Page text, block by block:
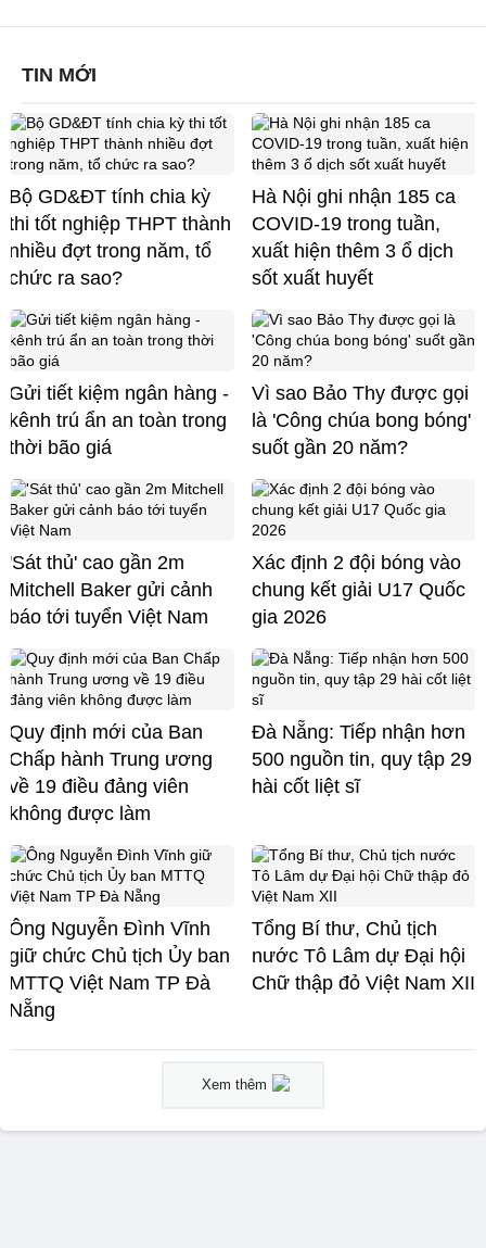
TIN MỚI
Bộ GD&ĐT tính chia kỳ
thi tốt nghiệp THPT thành
nhiều đợt trong năm, tổ
chức ra sao?
Hà Nội ghi nhận 185 ca
COVID-19 trong tuần,
xuất hiện thêm 3 ổ dịch
sốt xuất huyết
Gửi tiết kiệm ngân hàng -
kênh trú ẩn an toàn trong
thời bão giá
Vì sao Bảo Thy được gọi
là 'Công chúa bong bóng'
suốt gần 20 năm?
'Sát thủ' cao gần 2m
Mitchell Baker gửi cảnh
báo tới tuyển Việt Nam
Xác định 2 đội bóng vào
chung kết giải U17 Quốc
gia 2026
Quy định mới của Ban
Chấp hành Trung ương
về 19 điều đảng viên
không được làm
Đà Nẵng: Tiếp nhận hơn
500 nguồn tin, quy tập 29
hài cốt liệt sĩ
Ông Nguyễn Đình Vĩnh
giữ chức Chủ tịch Ủy ban
MTTQ Việt Nam TP Đà
Nẵng
Tổng Bí thư, Chủ tịch
nước Tô Lâm dự Đại hội
Chữ thập đỏ Việt Nam XII
Xem thêm